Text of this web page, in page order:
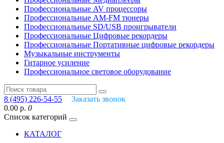
Профессиональные AV процессоры
Профессиональные AM-FM тюнеры
Профессиональные SD/USB проигрыватели
Профессиональные Цифровые рекордеры
Профессиональные Портативные цифровые рекордеры
Музыкальные инструменты
Гитарное усиление
Профессиональное световое оборудование
8 (495) 226-54-55
Заказать звонок
0.00 р. 0
Список категорий
КАТАЛОГ